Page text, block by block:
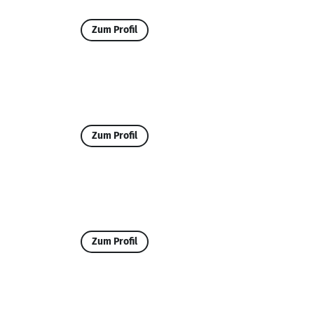
Zum Profil
Zum Profil
Zum Profil